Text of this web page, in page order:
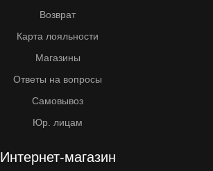
Возврат
Карта лояльности
Магазины
Ответы на вопросы
Самовывоз
Юр. лицам
Интернет-магазин